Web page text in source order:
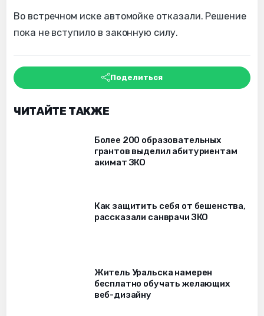
Во встречном иске автомойке отказали. Решение
пока не вступило в законную силу.
Поделиться
ЧИТАЙТЕ ТАКЖЕ
Более 200 образовательных
грантов выделил абитуриентам
акимат ЗКО
Как защитить себя от бешенства,
рассказали санврачи ЗКО
Житель Уральска намерен
бесплатно обучать желающих
веб-дизайну